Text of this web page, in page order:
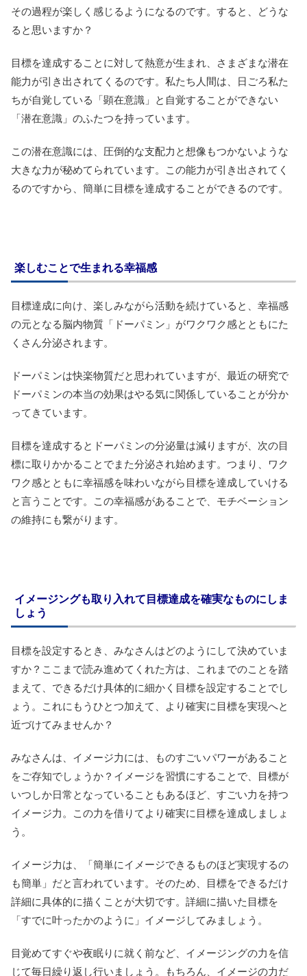
その過程が楽しく感じるようになるのです。すると、どうな
ると思いますか？
目標を達成することに対して熱意が生まれ、さまざまな潜在
能力が引き出されてくるのです。私たち人間は、日ごろ私た
ちが自覚している「顕在意識」と自覚することができない
「潜在意識」のふたつを持っています。
この潜在意識には、圧倒的な支配力と想像もつかないような
大きな力が秘めてられています。この能力が引き出されてく
るのですから、簡単に目標を達成することができるのです。
楽しむことで生まれる幸福感
目標達成に向け、楽しみながら活動を続けていると、幸福感
の元となる脳内物質「ドーパミン」がワクワク感とともにた
くさん分泌されます。
ドーパミンは快楽物質だと思われていますが、最近の研究で
ドーパミンの本当の効果はやる気に関係していることが分か
ってきています。
目標を達成するとドーパミンの分泌量は減りますが、次の目
標に取りかかることでまた分泌され始めます。つまり、ワク
ワク感とともに幸福感を味わいながら目標を達成していける
と言うことです。この幸福感があることで、モチベーション
の維持にも繋がります。
イメージングも取り入れて目標達成を確実なものにしま
しょう
目標を設定するとき、みなさんはどのようにして決めていま
すか？ここまで読み進めてくれた方は、これまでのことを踏
まえて、できるだけ具体的に細かく目標を設定することでし
ょう。これにもうひとつ加えて、より確実に目標を実現へと
近づけてみませんか？
みなさんは、イメージ力には、ものすごいパワーがあること
をご存知でしょうか？イメージを習慣にすることで、目標が
いつしか日常となっていることもあるほど、すごい力を持つ
イメージ力。この力を借りてより確実に目標を達成しましょ
う。
イメージ力は、「簡単にイメージできるものほど実現するの
も簡単」だと言われています。そのため、目標をできるだけ
詳細に具体的に描くことが大切です。詳細に描いた目標を
「すでに叶ったかのように」イメージしてみましょう。
目覚めてすぐや夜眠りに就く前など、イメージングの力を信
じて毎日繰り返し行いましょう。もちろん、イメージの力だ